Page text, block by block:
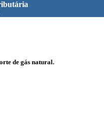
de gás natural.